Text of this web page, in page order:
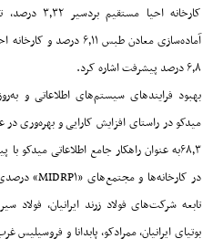
کارخانه احیا مستقیم بردسیر ۳۲٫۳ درصد،
آماده‌سازی معادن طبس۱۱٫۶ درصد و کارخانه
۸٫۶درصد پیشرفت اشاره کرد.
بهبود فرایندهای سیستم‌های اطلاعاتی و
میدکو در راستای افزایش کارایی و بهرهوری در
به عنوان راهکار جامع اطلاعاتی میدکو با۶۸٫۳
«MIDRP۱» در کارخانه‌ها و مجتمع‌های
تابعه شرکت‌های فولاد زرند ایرانیان، فولاد
بوتیای ایرانیان، ممرادکو، پابدانا و